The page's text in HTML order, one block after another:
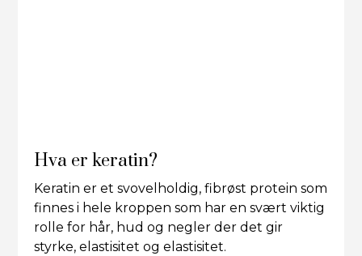
Hva er keratin?
Keratin er et svovelholdig, fibrøst protein som
finnes i hele kroppen som har en svært viktig
rolle for hår, hud og negler der det gir
styrke, elastisitet og elastisitet.